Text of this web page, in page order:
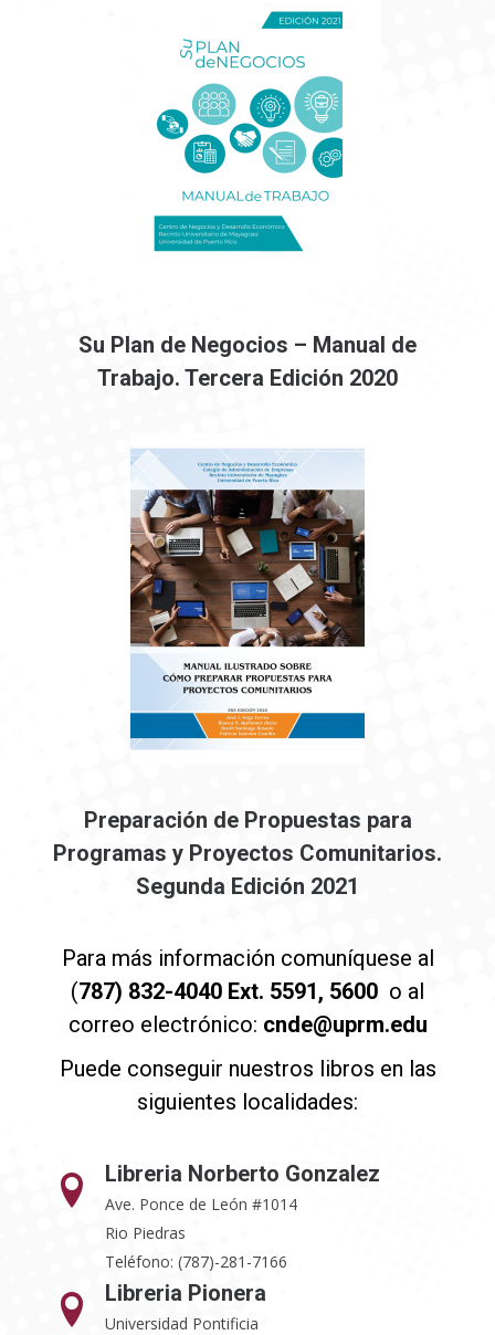
Su Plan de Negocios – Manual de
Trabajo. Tercera Edición 2020
Preparación de Propuestas para
Programas y Proyectos Comunitarios.
Segunda Edición 2021
Para más información comuníquese al
(787) 832-4040 Ext. 5591, 5600 o al
correo electrónico: cnde@uprm.edu
Puede conseguir nuestros libros en las
siguientes localidades:
Libreria Norberto Gonzalez
Ave. Ponce de León #1014
Rio Piedras
Teléfono: (787)-281-7166
Libreria Pionera
Universidad Pontificia